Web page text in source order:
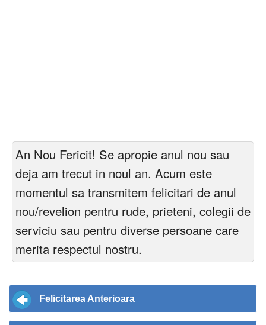
An Nou Fericit! Se apropie anul nou sau
deja am trecut in noul an. Acum este
momentul sa transmitem felicitari de anul
nou/revelion pentru rude, prieteni, colegii de
serviciu sau pentru diverse persoane care
merita respectul nostru.
Felicitarea Anterioara